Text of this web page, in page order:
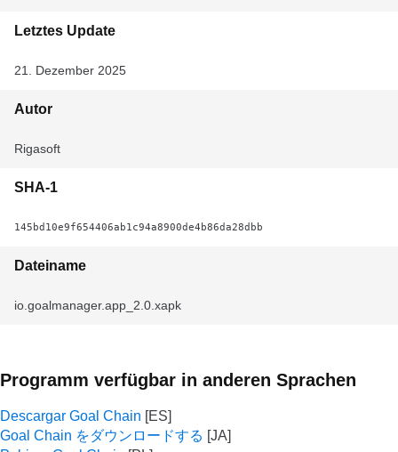
Letztes Update
21. Dezember 2025
Autor
Rigasoft
SHA-1
145bd10e9f654406ab1c94a8900de4b86da28dbb
Dateiname
io.goalmanager.app_2.0.xapk
Programm verfügbar in anderen Sprachen
Descargar Goal Chain
Goal Chain をダウンロードする